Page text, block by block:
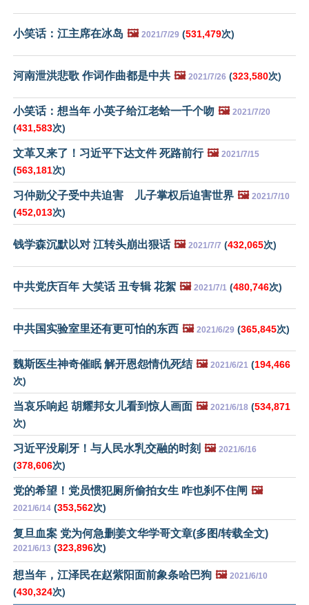
小笑话：江主席在冰岛 🖼️ 2021/7/29 (531,479次)
河南泄洪悲歌 作词作曲都是中共 🖼️ 2021/7/26 (323,580次)
小笑话：想当年 小英子给江老蛤一千个吻 🖼️ 2021/7/20
(431,583次)
文革又来了！习近平下达文件 死路前行 🖼️ 2021/7/15
(563,181次)
习仲勋父子受中共迫害 儿子掌权后迫害世界 🖼️ 2021/7/10
(452,013次)
钱学森沉默以对 江转头崩出狠话 🖼️ 2021/7/7 (432,065次)
中共党庆百年 大笑话 丑专辑 花絮 🖼️ 2021/7/1 (480,746次)
中共国实验室里还有更可怕的东西 🖼️ 2021/6/29 (365,845次)
魏斯医生神奇催眠 解开恩怨情仇死结 🖼️ 2021/6/21 (194,466
次)
当哀乐响起 胡耀邦女儿看到惊人画面 🖼️ 2021/6/18 (534,871
次)
习近平没刷牙！与人民水乳交融的时刻 🖼️ 2021/6/16
(378,606次)
党的希望！党员惯犯厕所偷拍女生 咋也刹不住闸 🖼️
2021/6/14 (353,562次)
复旦血案 党为何急删姜文华学哥文章(多图/转载全文)
2021/6/13 (323,896次)
想当年，江泽民在赵紫阳面前象条哈巴狗 🖼️ 2021/6/10
(430,324次)